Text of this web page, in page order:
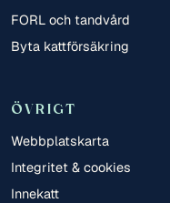
FORL och tandvård
Byta kattförsäkring
ÖVRIGT
Webbplatskarta
Integritet & cookies
Innekatt